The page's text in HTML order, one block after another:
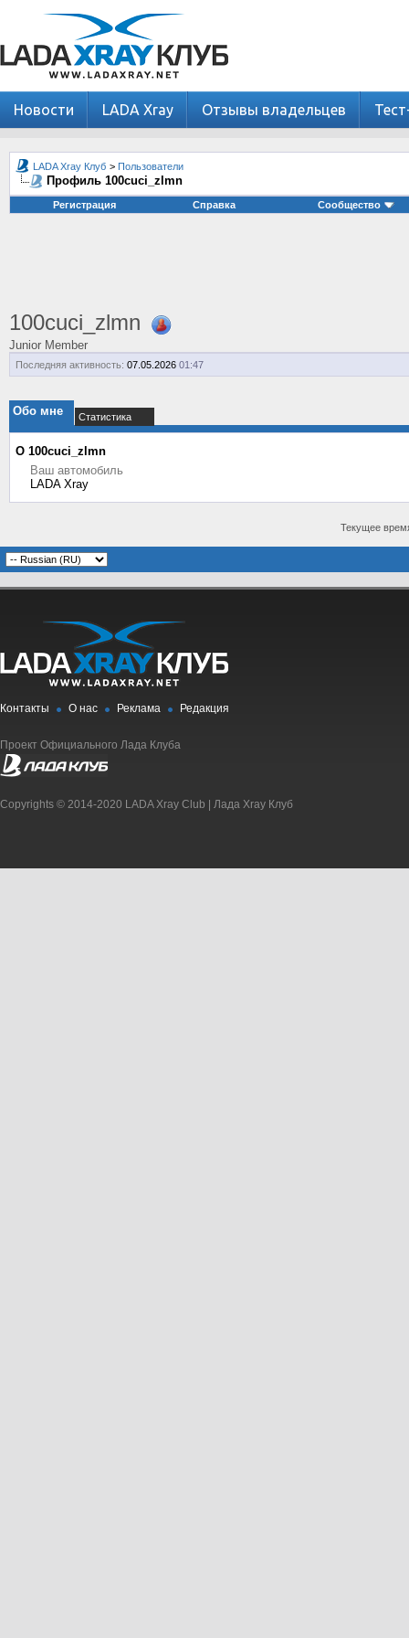
Новости LADA Xray Отзывы владельцев
LADA Xray Клуб > Пользователи
Профиль 100cuci_zlmn
Регистрация Справка Сообщество
100cuci_zlmn
Junior Member
Последняя активность: 07.05.2026 01:47
Обо мне Статистика
О 100cuci_zlmn
Ваш автомобиль
LADA Xray
Текущее
Контакты О нас Реклама Редакция
Проект Официального Лада Клуба
Copyrights © 2014-2020 LADA Xray Club | Лада Xray Клуб